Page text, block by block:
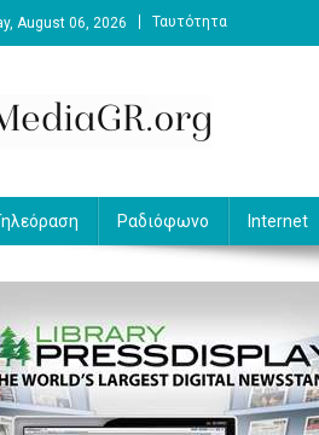
August 06, 2026 Ταυτότητα
Ραδιόφωνο Internet